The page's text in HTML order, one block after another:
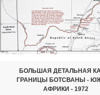
БОЛЬШАЯ ДЕТАЛЬНАЯ
ГРАНИЦЫ БОТСВАНЫ -
АФРИКИ - 1972